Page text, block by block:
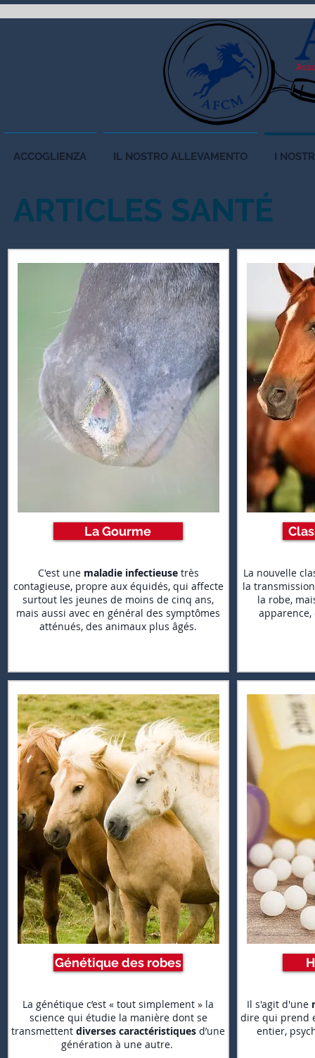
ACCOGLIENZA IL NOSTRO ALLEVAMENTO I
ARTICLES SANTÉ
La Gourme
C'est une maladie infectieusetrès
contagieuse, propre aux équidés, qui affecte
surtout les jeunes de moins de cinq ans,
mais aussi avec en général des symptômes
atténués, des animaux plus âgés.
Génétique des robes
La génétique c’est « tout simplement » la
science qui étudie la manière dont se
transmettent diverses caractéristiques d’une
génération à une autre.
La nouvelle
la
la robe,
Il s'agit d'une
dire qui prend
entier,